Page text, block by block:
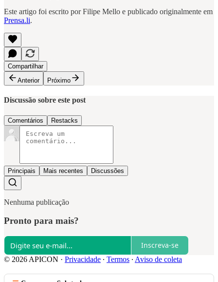
Este artigo foi escrito por Filipe Mello e publicado originalmente em
Prensa.li.
Compartilhar
Anterior
Próximo
Discussão sobre este post
Comentários Restacks
Principais Mais recentes Discussões
Nenhuma publicação
Pronto para mais?
Inscreva-se
© 2026 APICON · Privacidade ∙ Termos ∙ Aviso de coleta